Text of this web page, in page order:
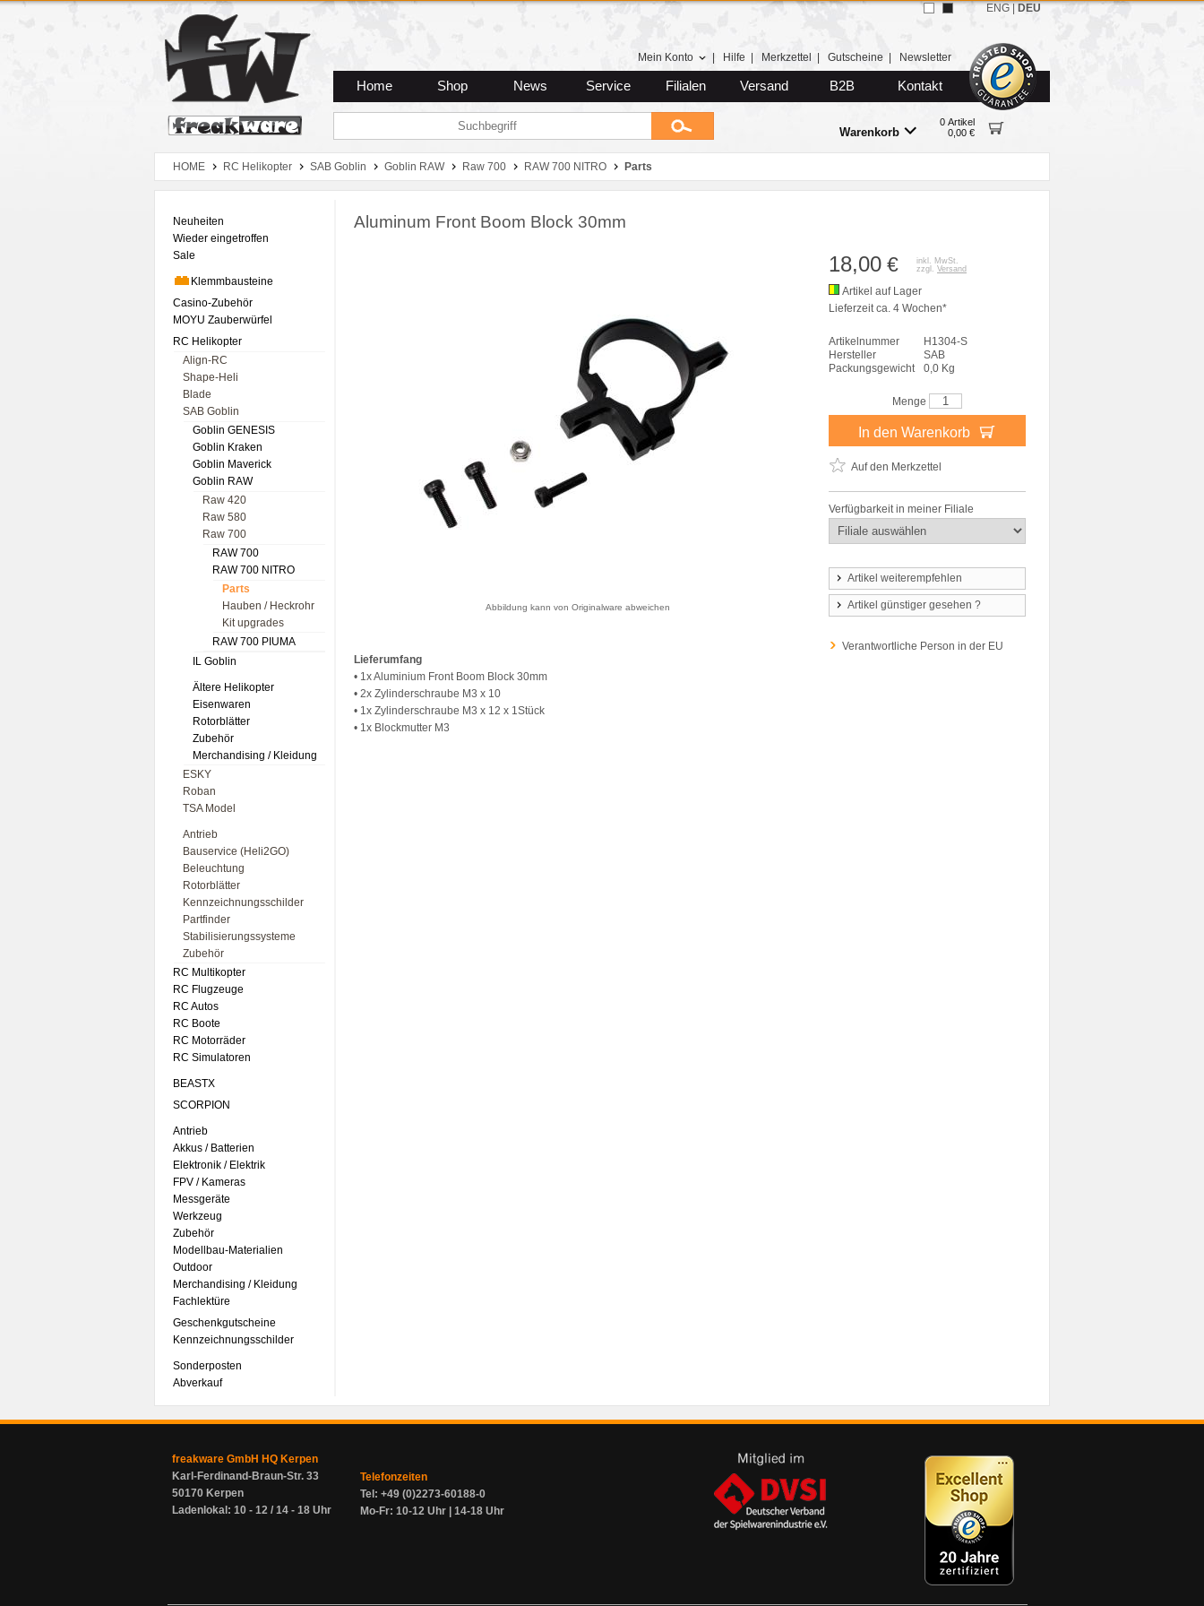
Zum Hauptmenue
Zum Seiteninhalt
Zum Warenkob
Mein Konto Hilfe Merkzettel Gutscheine Newsletter
Home Shop News Service Filialen Versand B2B Kontakt
Warenkorb
0 Artikel
0,00 €
ENG DEU
HOME RC Helikopter SAB Goblin Goblin RAW Raw 700 RAW 700 NITRO Parts
Neuheiten
Wieder eingetroffen
Sale
Klemmbausteine
Casino-Zubehör
MOYU Zauberwürfel
RC Helikopter
Align-RC
Shape-Heli
Blade
SAB Goblin
Goblin GENESIS
Goblin Kraken
Goblin Maverick
Goblin RAW
Raw 420
Raw 580
Raw 700
RAW 700
RAW 700 NITRO
Parts
Hauben / Heckrohr
Kit upgrades
RAW 700 PIUMA
IL Goblin
Ältere Helikopter
Eisenwaren
Rotorblätter
Zubehör
Merchandising / Kleidung
ESKY
Roban
TSA Model
Antrieb
Bauservice (Heli2GO)
Beleuchtung
Rotorblätter
Kennzeichnungsschilder
Partfinder
Stabilisierungssysteme
Zubehör
RC Multikopter
RC Flugzeuge
RC Autos
RC Boote
RC Motorräder
RC Simulatoren
BEASTX
SCORPION
Antrieb
Akkus / Batterien
Elektronik / Elektrik
FPV / Kameras
Messgeräte
Werkzeug
Zubehör
Modellbau-Materialien
Outdoor
Merchandising / Kleidung
Fachlektüre
Geschenkgutscheine
Kennzeichnungsschilder
Sonderposten
Abverkauf
Aluminum Front Boom Block 30mm
Abbildung kann von Originalware abweichen
Lieferumfang
• 1x Aluminium Front Boom Block 30mm
• 2x Zylinderschraube M3 x 10
• 1x Zylinderschraube M3 x 12 x 1Stück
• 1x Blockmutter M3
18,00 €
inkl. MwSt.
zzgl. Versand
Artikel auf Lager
Lieferzeit ca. 4 Wochen*
Artikelnummer
H1304-S
Hersteller
SAB
Packungsgewicht
0,0 Kg
Menge
In den Warenkorb
Auf den Merkzettel
Verfügbarkeit in meiner Filiale
Artikel weiterempfehlen
Artikel günstiger gesehen ?
Verantwortliche Person in der EU
freakware GmbH HQ Kerpen
Karl-Ferdinand-Braun-Str. 33
50170 Kerpen
Ladenlokal: 10 - 12 / 14 - 18 Uhr
Telefonzeiten
Tel: +49 (0)2273-60188-0
Mo-Fr: 10-12 Uhr | 14-18 Uhr